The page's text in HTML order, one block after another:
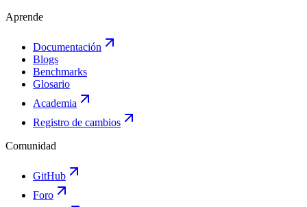
Aprende
Documentación
Blogs
Benchmarks
Glosario
Academia
Registro de cambios
Comunidad
GitHub
Foro